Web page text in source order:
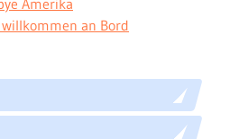
Amerika
willkommen an Bord